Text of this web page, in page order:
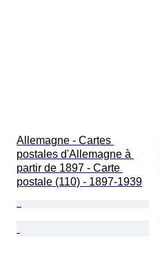
Allemagne - Cartes
postales d'Allemagne à
partir de 1897 - Carte
postale (110) - 1897-1939